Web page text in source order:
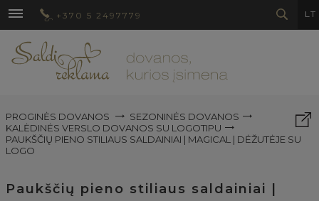
+370 5 2497779 LT
PROGINĖS DOVANOS
SEZONINĖS DOVANOS
KALĖDINĖS VERSLO DOVANOS SU LOGOTIPU
PAUKŠČIŲ PIENO STILIAUS SALDAINIAI | MAGICAL | DĖŽUTĖJE SU
LOGO
Paukščių pieno stiliaus saldainiai |